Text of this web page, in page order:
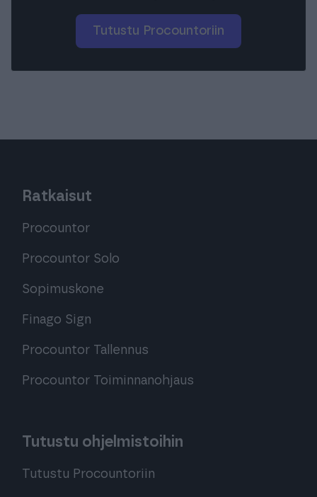
Tutustu Procountoriin
Ratkaisut
Procountor
Procountor Solo
Sopimuskone
Finago Sign
Procountor Tallennus
Procountor Toiminnanohjaus
Tutustu ohjelmistoihin
Tutustu Procountoriin